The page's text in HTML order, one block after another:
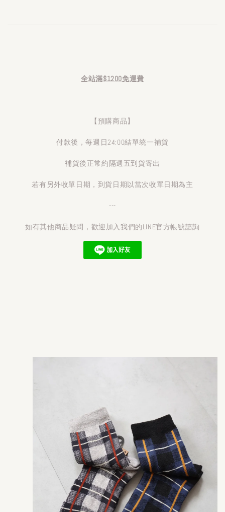
全站滿$1200免運費
【預購商品】
付款後，每週日24:00結單統一補貨
補貨後正常約隔週五到貨寄出
若有另外收單日期，到貨日期以當次收單日期為主
---
如有其他商品疑問，歡迎加入我們的LINE官方帳號諮詢